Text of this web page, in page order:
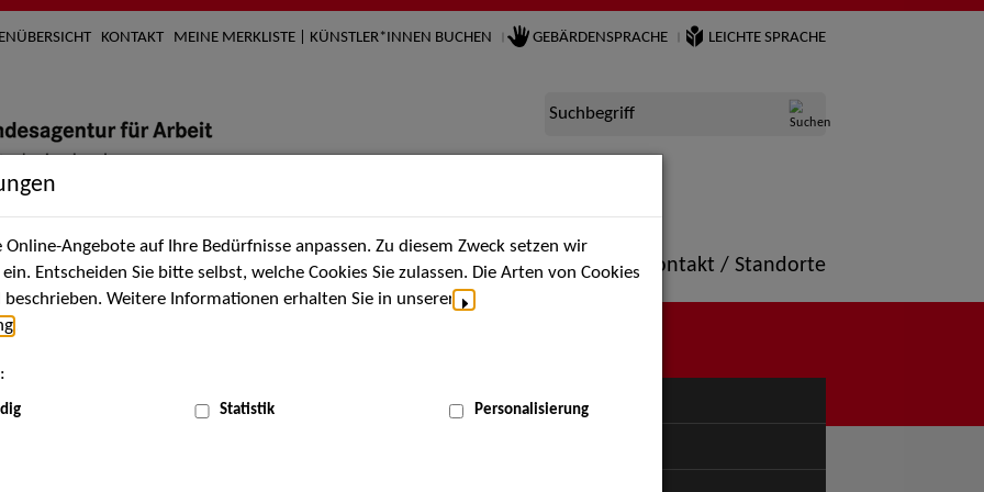
KONTAKT MEINE MERKLISTE | KÜNSTLER*INNEN BUCHEN GEBÄRDENSPRACHE LEICHTE SPRACHE
Suchbegriff
Künstler*innen Über uns Aktuelles Termine Portfolio Kontakt / Standorte
MENÜ
Angebote auf Ihre Bedürfnisse anpassen. Zu diesem Zweck setzen wir
Entscheiden Sie bitte selbst, welche Cookies Sie zulassen. Die Arten von Cookies
Weitere Informationen erhalten Sie in unserer
Statistik Personalisierung